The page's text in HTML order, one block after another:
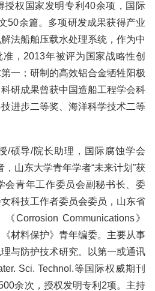
授权国家发明专利40余项，国际
50余篇。多项研发成果获得产业
法船舶压载水处理系统，作为中
，2013年被评为国家战略性创
一；研制的高效铝合金牺牲阳极
研成果曾获中国造船工程学会科
进步二等奖、海洋科学技术二等
/硕导/院长助理，国际腐蚀学会
，山东大学青年学者“未来计划”获
会青年工作委员会副秘书长、委
科技工作者委员会委员，山东省
Corrosion Communications》
《材料保护》青年编委。主要从事
与防护技术研究。以第一或通讯
Sci. Technol.等国际权威期刊
余次，授权发明专利2项。主持